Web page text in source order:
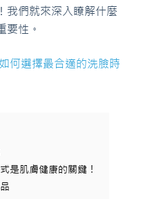
我們就來深入瞭解什麼
要性。
何選擇最合適的洗臉時
是肌膚健康的關鍵！